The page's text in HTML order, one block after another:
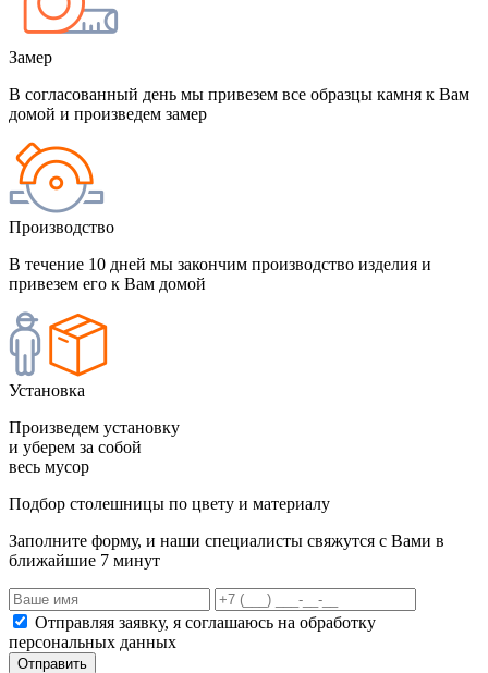
Замер
В согласованный день мы привезем все образцы камня к Вам
домой и произведем замер
Производство
В течение 10 дней мы закончим производство изделия и
привезем его к Вам домой
Установка
Произведем установку
и уберем за собой
весь мусор
Подбор столешницы по цвету и материалу
Заполните форму, и наши специалисты свяжутся с Вами в
ближайшие 7 минут
Отправляя заявку, я соглашаюсь на обработку
персональных данных
Отправить